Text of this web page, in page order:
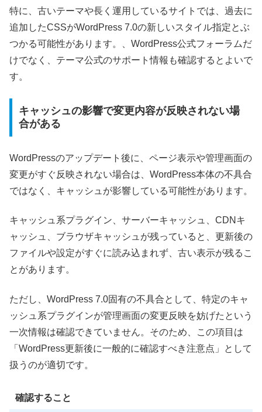
特に、古いテーマや長く運用しているサイトでは、過去に
追加したCSSがWordPress 7.0の新しいスタイル指定とぶ
つかる可能性があります。、WordPress公式フォーラムだ
けでなく、テーマ公式のサポート情報も確認するとよいで
す。
キャッシュの影響で変更内容が反映されない場
合がある
WordPressのアップデート後に、ページ表示や管理画面の
変更がすぐ反映されない場合は、WordPress本体の不具合
ではなく、キャッシュが影響している可能性があります。
キャッシュ系プラグイン、サーバーキャッシュ、CDNキ
ャッシュ、ブラウザキャッシュが残っていると、更新後の
ファイルや設定がすぐに読み込まれず、古い表示が残るこ
とがあります。
ただし、WordPress 7.0固有の不具合として、特定のキャ
ッシュ系プラグインが管理画面の変更反映を妨げたという
一次情報は確認できていません。そのため、この項目は
「WordPress更新後に一般的に確認すべき注意点」として
扱うのが適切です。
確認すること